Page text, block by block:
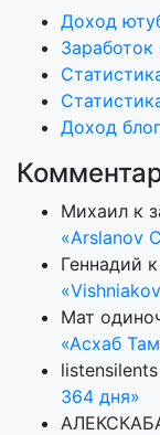
Доход
Заработок
Доход
Михаил к
«Arslanov
Геннадий
Мат
«Асхаб
listensilents
364 дня»